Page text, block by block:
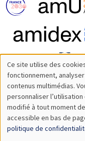
Utilisation
des
données
Ce site utilise des
fonctionnement,
contenus multimédias.
personnaliser
modifié à tout moment
accessible en bas de
politique de